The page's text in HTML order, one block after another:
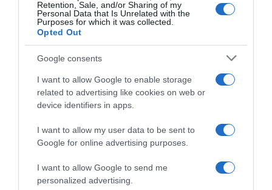
Retention, Sale, and/or Sharing of my
Personal Data that Is Unrelated with the
Purposes for which it was collected.
Opted Out
Google consents
I want to allow Google to enable storage
related to advertising like cookies on web or
device identifiers in apps.
I want to allow my user data to be sent to
Google for online advertising purposes.
I want to allow Google to send me
personalized advertising.
Παρακαλώ Περιμένετε...
ΛΟΓΑΡΙΑΣΜΟΣ - ΛΙΟΛΙΟΥ ΚΑΤΕΡΙΝΑ